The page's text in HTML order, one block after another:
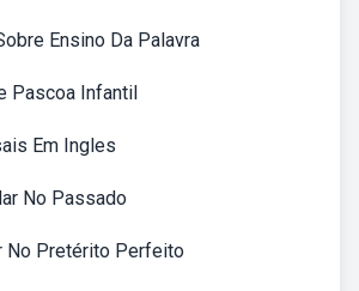
Ensino Da Palavra
Pascoa Infantil
Em Ingles
No Passado
No Pretérito Perfeito